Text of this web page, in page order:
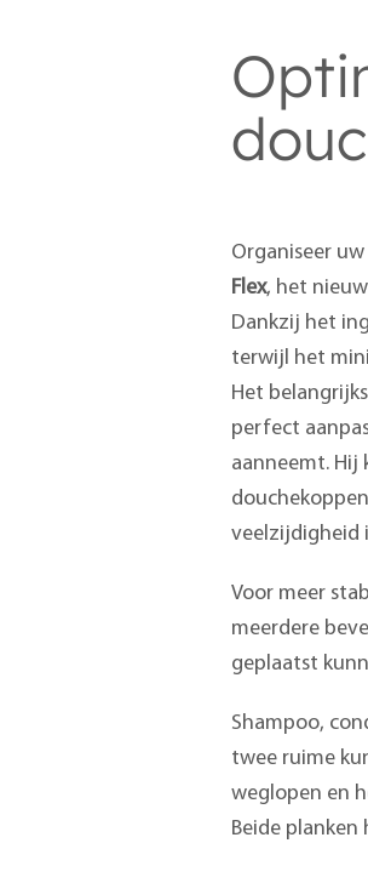
Organiseer
Flex, het
Dankzij het
terwijl het
Het
perfect
aanneemt. Hij
veelzijdigheid
Voor meer
meerdere
geplaatst
Shampoo,
twee ruime
weglopen en
Beide